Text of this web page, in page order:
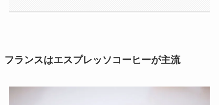
フランスはエスプレッソコーヒーが主流